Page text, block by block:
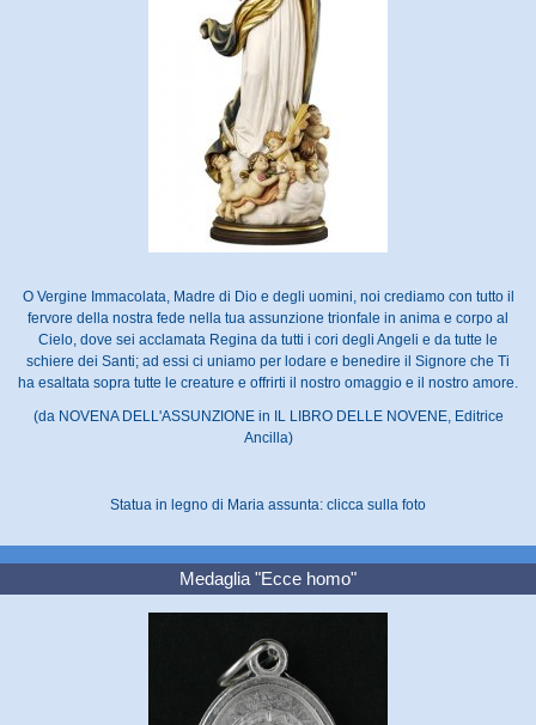
O Vergine Immacolata, Madre di Dio e degli uomini, noi crediamo con tutto il
fervore della nostra fede nella tua assunzione trionfale in anima e corpo al
Cielo, dove sei acclamata Regina da tutti i cori degli Angeli e da tutte le
schiere dei Santi; ad essi ci uniamo per lodare e benedire il Signore che Ti
ha esaltata sopra tutte le creature e offrirti il nostro omaggio e il nostro amore.
(da NOVENA DELL'ASSUNZIONE in IL LIBRO DELLE NOVENE, Editrice
Ancilla)
Statua in legno di Maria assunta: clicca sulla foto
Medaglia "Ecce homo"